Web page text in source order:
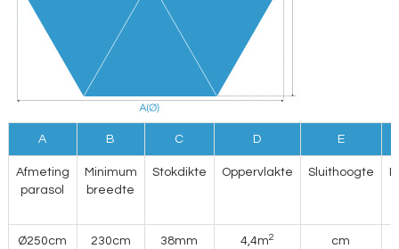
A B C D E
Afmeting
parasol
Minimum
breedte
Stokdikte Oppervlakte Sluithoogte
Ø250cm 230cm 38mm 4,4m2 cm